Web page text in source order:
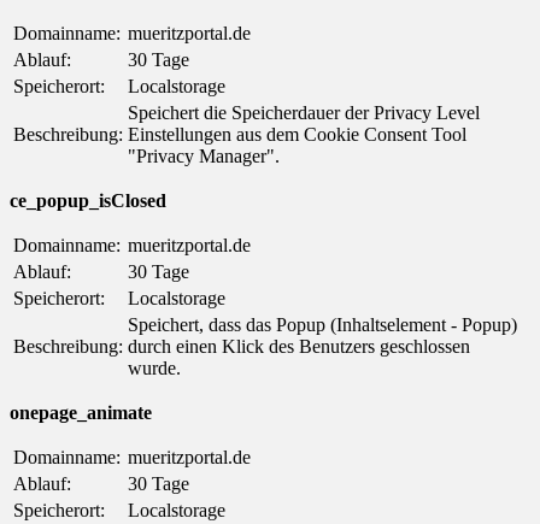
Domainname: mueritzportal.de
Ablauf:
30 Tage
Speicherort:
Localstorage
Beschreibung:
Speichert die Speicherdauer der Privacy Level
Einstellungen aus dem Cookie Consent Tool
"Privacy Manager".
ce_popup_isClosed
Domainname: mueritzportal.de
Ablauf:
30 Tage
Speicherort:
Localstorage
Beschreibung:
Speichert, dass das Popup (Inhaltselement - Popup)
durch einen Klick des Benutzers geschlossen
wurde.
onepage_animate
Domainname: mueritzportal.de
Ablauf:
30 Tage
Speicherort:
Localstorage